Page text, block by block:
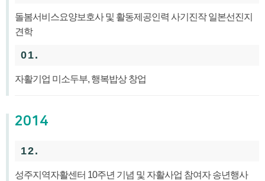
돌봄서비스요양보호사 및 활동제공인력 사기진작 일본선진지
견학
01.
자활기업 미소두부, 행복밥상 창업
2014
12.
성주지역자활센터 10주년 기념 및 자활사업 참여자 송년행사